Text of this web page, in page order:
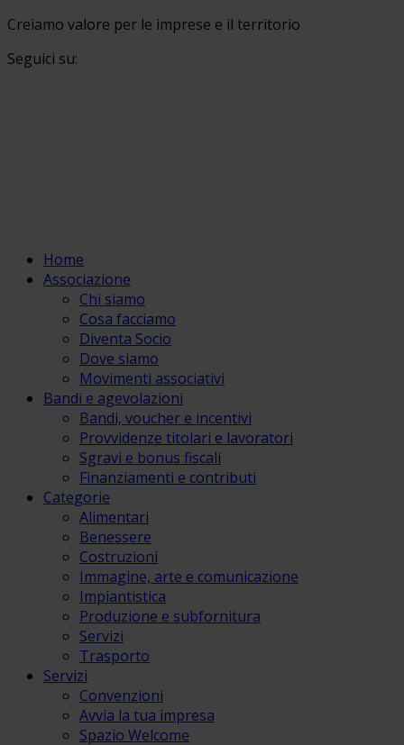
Creiamo valore per le imprese e il territorio
Seguici su:
Home
Associazione
Chi siamo
Cosa facciamo
Diventa Socio
Dove siamo
Movimenti associativi
Bandi e agevolazioni
Bandi, voucher e incentivi
Provvidenze titolari e lavoratori
Sgravi e bonus fiscali
Finanziamenti e contributi
Categorie
Alimentari
Benessere
Costruzioni
Immagine, arte e comunicazione
Impiantistica
Produzione e subfornitura
Servizi
Trasporto
Servizi
Convenzioni
Avvia la tua impresa
Spazio Welcome